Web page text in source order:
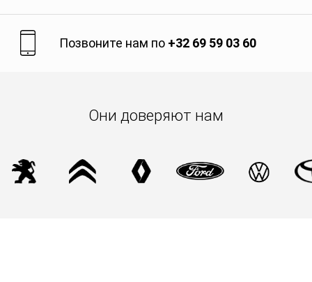
Позвоните нам по +32 69 59 03 60
Они доверяют нам